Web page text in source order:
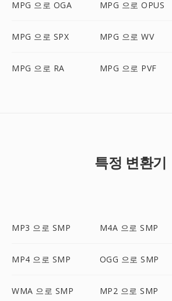
MPG 으로 OGA MPG 으로 OPUS
MPG 으로 SPX MPG 으로 WV
MPG 으로 RA MPG 으로 PVF
특정 변환기
MP3 으로 SMP M4A 으로 SMP
MP4 으로 SMP OGG 으로 SMP
WMA 으로 SMP MP2 으로 SMP